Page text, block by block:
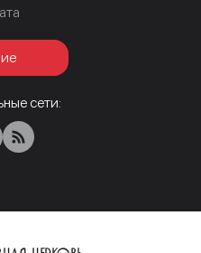
сети: